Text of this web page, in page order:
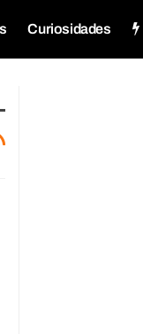
Curiosidades